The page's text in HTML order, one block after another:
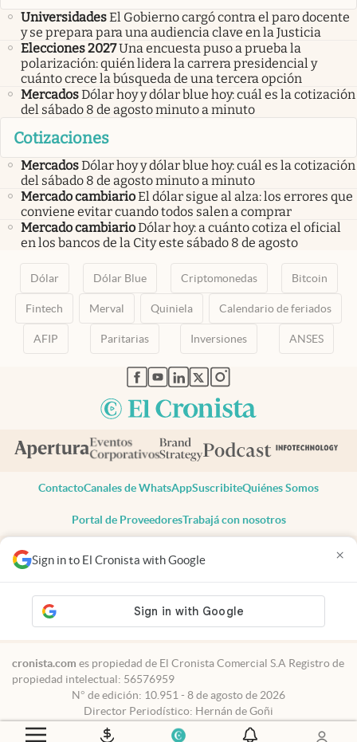
Sign in to El Cronista with Google ×
UniversidadesEl Gobierno cargó contra el paro docente
y se prepara para una audiencia clave en la Justicia
Elecciones 2027Una encuesta puso a prueba la
polarización: quién lidera la carrera presidencial y
cuánto crece la búsqueda de una tercera opción
MercadosDólar hoy y dólar blue hoy: cuál es la cotización
del sábado 8 de agosto minuto a minuto
Cotizaciones
MercadosDólar hoy y dólar blue hoy: cuál es la cotización
del sábado 8 de agosto minuto a minuto
Mercado cambiarioEl dólar sigue al alza: los errores que
conviene evitar cuando todos salen a comprar
Mercado cambiarioDólar hoy: a cuánto cotiza el oficial
en los bancos de la City este sábado 8 de agosto
Dólar Dólar Blue Criptomonedas Bitcoin
Fintech Merval Quiniela Calendario de feriados
AFIP Paritarias Inversiones ANSES
abre en nueva pestaña
abre en nueva pestaña
abre en nueva pestaña
abre en nueva pestaña
abre en nueva pestaña
ContactoCanales de WhatsAppSuscribiteQuiénes Somos
Portal de ProveedoresTrabajá con nosotros
Todos los derechos reservados
Privacidad
Consentimiento
Tel:+54 11 7078-3270
cronista.com es propiedad de El Cronista Comercial S.A Registro de
propiedad intelectual: 56576959
N° de edición: 10.951 - 8 de agosto de 2026
Director Periodístico: Hernán de Goñi